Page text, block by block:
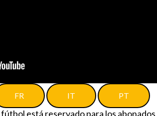
FR IT PT
está reservado para los